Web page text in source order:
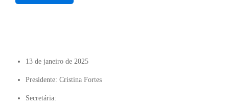
13 de janeiro de 2025
Presidente: Cristina Fortes
Secretária: